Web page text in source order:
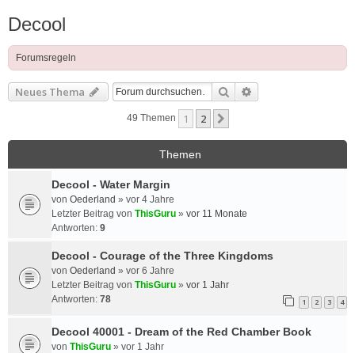
Decool
Forumsregeln
Neues Thema Suche
49 Themen 1 2
Themen
Decool - Water Margin
von Oederland » vor 4 Jahre
Letzter Beitrag von ThisGuru » vor 11 Monate
Antworten: 9
Decool - Courage of the Three Kingdoms
von Oederland » vor 6 Jahre
Letzter Beitrag von ThisGuru » vor 1 Jahr
Antworten: 78 1 2 3 4
Decool 40001 - Dream of the Red Chamber Book
von ThisGuru » vor 1 Jahr